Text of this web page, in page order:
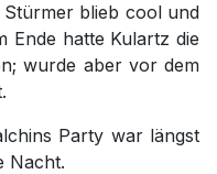
Stürmer blieb cool und
Ende hatte Kulartz die
wurde aber vor dem
Party war längst
Nacht.